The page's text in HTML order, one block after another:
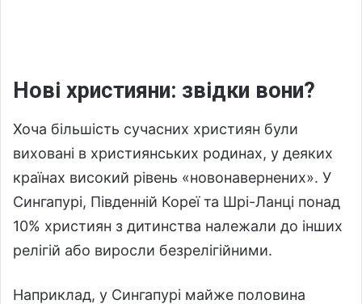
Нові християни: звідки вони?
Хоча більшість сучасних християн були
виховані в християнських родинах, у деяких
країнах високий рівень «новонавернених». У
Сингапурі, Південній Кореї та Шрі-Ланці понад
10% християн з дитинства належали до інших
релігій або виросли безрелігійними.
Наприклад, у Сингапурі майже половина